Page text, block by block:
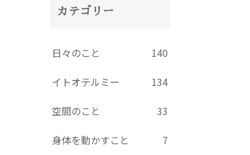
カテゴリー
日々のこと
140
イトオテルミー
134
空間のこと
33
身体を動かすこと
7